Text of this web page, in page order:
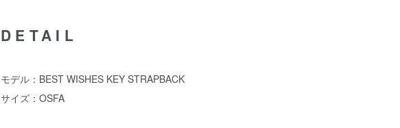
DETAIL
モデル：BEST WISHES KEY STRAPBACK
サイズ：OSFA